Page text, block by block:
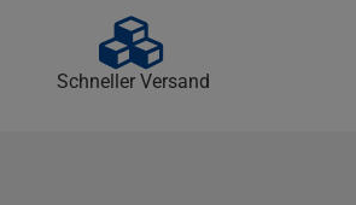
Schneller Versand